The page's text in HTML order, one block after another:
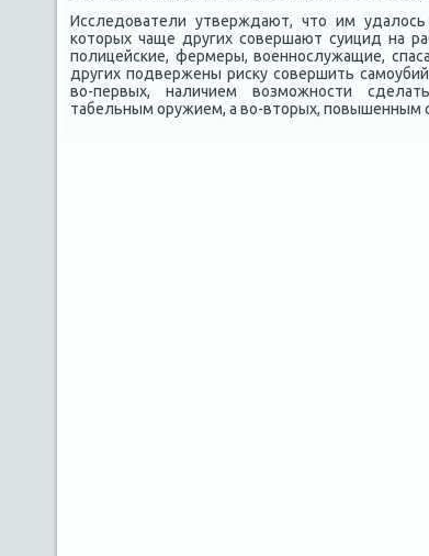
Исследователи утверждают, что им
которых чаще других совершают суицид на
полицейские, фермеры, военнослужащие,
других подвержены риску совершить
во-первых, наличием возможности
табельным оружием, а во-вторых, повышенным